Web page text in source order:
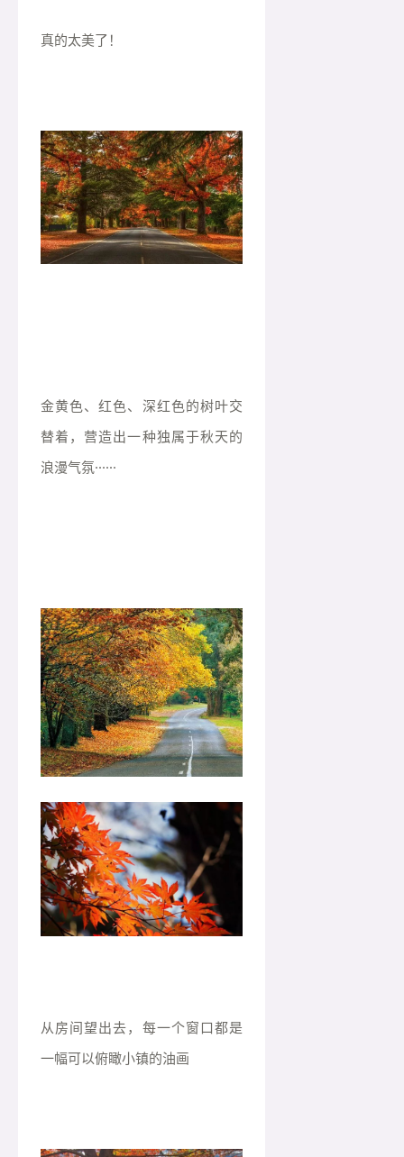
真的太美了！
金黄色、红色、深红色的树叶交
替着，营造出一种独属于秋天的
浪漫气氛······
从房间望出去，每一个窗口都是
一幅可以俯瞰小镇的油画